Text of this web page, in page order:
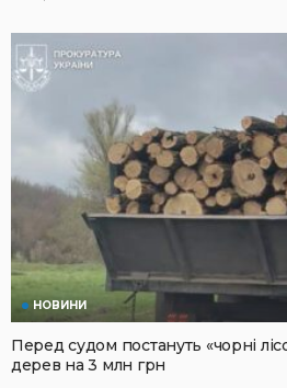
НОВИНИ
Перед судом постануть «чорні
дерев на 3 млн грн